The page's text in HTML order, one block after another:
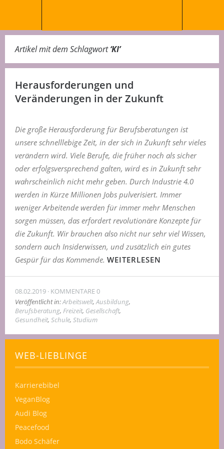
Artikel mit dem Schlagwort‘KI’
Herausforderungen und
Veränderungen in der Zukunft
Die große Herausforderung für Berufsberatungen ist
unsere schnelllebige Zeit, in der sich in Zukunft sehr vieles
verändern wird. Viele Berufe, die früher noch als sicher
oder erfolgsversprechend galten, wird es in Zukunft sehr
wahrscheinlich nicht mehr geben. Durch Industrie 4.0
werden in Kürze Millionen Jobs pulverisiert. Immer
weniger Arbeitende werden für immer mehr Menschen
sorgen müssen, das erfordert revolutionäre Konzepte für
die Zukunft. Wir brauchen also nicht nur sehr viel Wissen,
sondern auch Insiderwissen, und zusätzlich ein gutes
Gespür für das Kommende. WEITERLESEN
08.02.2019 KOMMENTARE 0
Veröffentlicht in:Arbeitswelt,Ausbildung,
Berufsberatung, Freizeit, Gesellschaft,
Gesundheit, Schule, Studium
WEB-LIEBLINGE
Karrierebibel
VeganBlog
Audi Blog
Peacefood
Bodo Schäfer